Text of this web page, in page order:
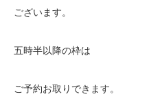
ございます。
五時半以降の枠は
ご予約お取りできます。